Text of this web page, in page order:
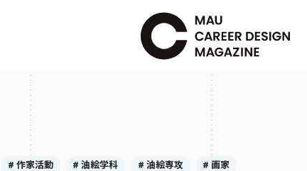
# 作家活動 # 油絵学科 # 油絵専攻 # 画家